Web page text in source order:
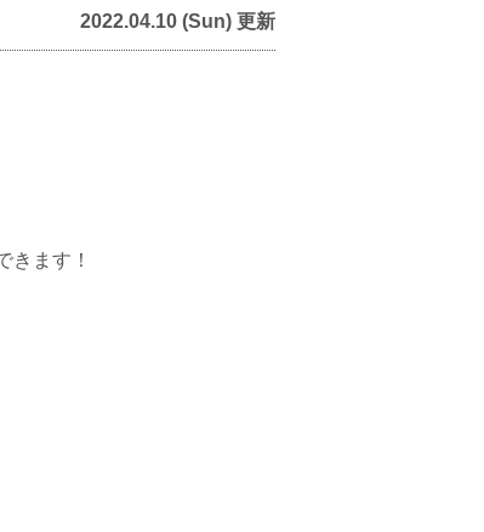
2022.04.10 (Sun) 更新
きます！